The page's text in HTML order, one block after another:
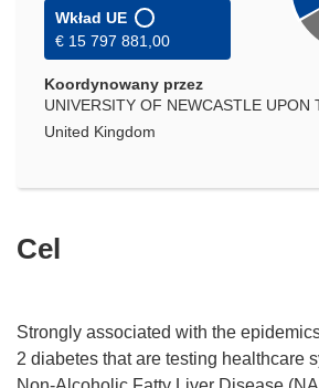
Wkład UE
€ 15 797 881,00
Koordynowany przez
UNIVERSITY OF NEWCASTLE UPON
United Kingdom
Cel
Strongly associated with the
2 diabetes that are testing healthcare